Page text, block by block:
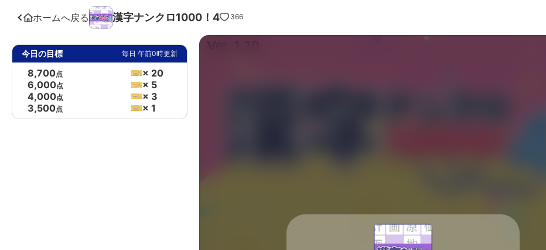
ホームへ戻る 漢字ナンクロ1000！4 366
今日の目標 毎日 午前0時更新
8,700点
× 20
6,000点
× 5
4,000点
× 3
3,500点 × 1